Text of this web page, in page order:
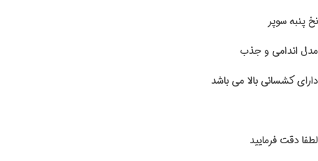
نخ پنبه سوپر
مدل اندامی و جذب
دارای کشسانی بالا می باشد
لطفا دقت فرمایید